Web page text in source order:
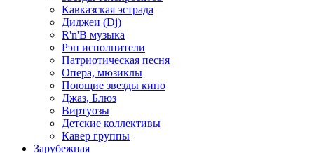
Кавказская эстрада
Диджеи (Dj)
R'n'B музыка
Рэп исполнители
Патриотическая песня
Опера, мюзиклы
Поющие звезды кино
Джаз, Блюз
Виртуозы
Детские коллективы
Кавер группы
Зарубежная